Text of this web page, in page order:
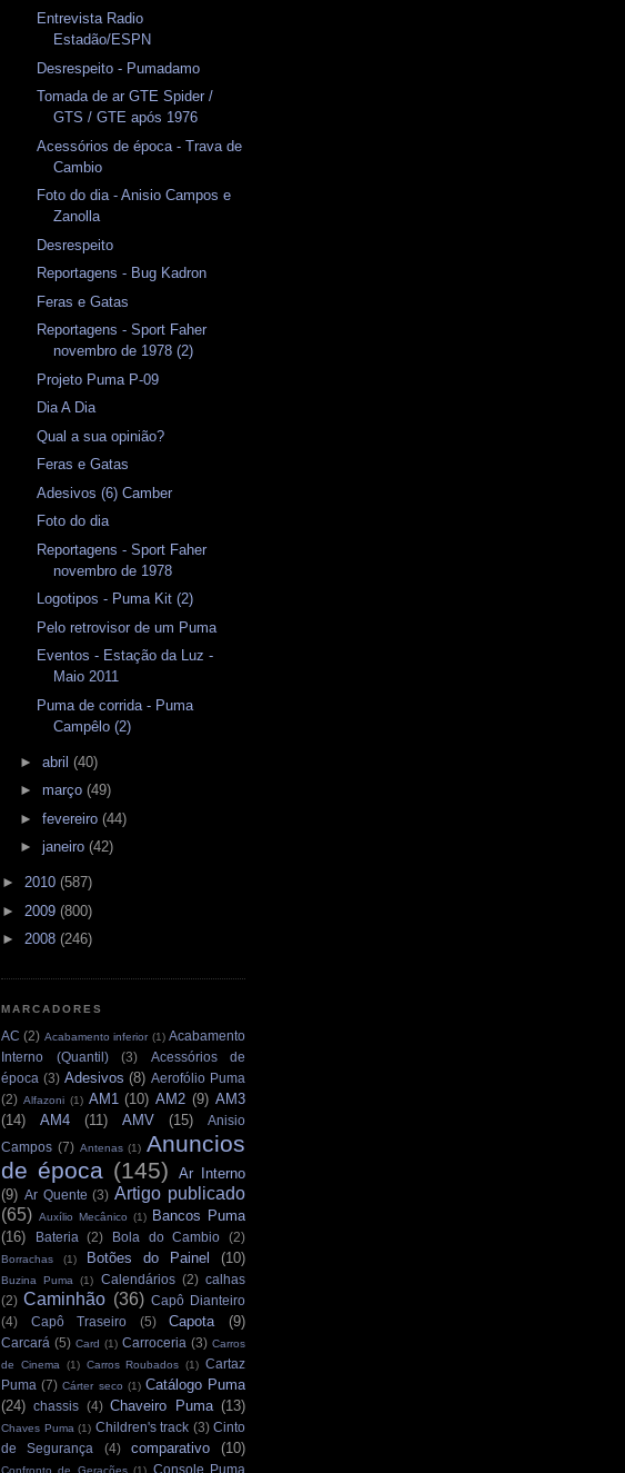
Entrevista Radio
Estadão/ESPN
Desrespeito - Pumadamo
Tomada de ar GTE Spider /
GTS / GTE após 1976
Acessórios de época - Trava de
Cambio
Foto do dia - Anisio Campos e
Zanolla
Desrespeito
Reportagens - Bug Kadron
Feras e Gatas
Reportagens - Sport Faher
novembro de 1978 (2)
Projeto Puma P-09
Dia A Dia
Qual a sua opinião?
Feras e Gatas
Adesivos (6) Camber
Foto do dia
Reportagens - Sport Faher
novembro de 1978
Logotipos - Puma Kit (2)
Pelo retrovisor de um Puma
Eventos - Estação da Luz -
Maio 2011
Puma de corrida - Puma
Campêlo (2)
► abril (40)
► março (49)
► fevereiro (44)
► janeiro (42)
► 2010 (587)
► 2009 (800)
► 2008 (246)
MARCADORES
AC (2) Acabamento inferior (1) Acabamento
Interno (Quantil)
(3)
Acessórios de
época (3) Adesivos (8) Aerofólio Puma
(2) Alfazoni (1) AM1 (10) AM2 (9) AM3
(14)
AM4 (11) AMV (15)
Anisio
Campos (7) Antenas (1) Anuncios
de época (145)
Ar Interno
(9) Ar Quente (3) Artigo publicado
(65) Auxílio Mecânico (1)
Bancos Puma
(16)
Bateria (2) Bola do Cambio (2)
Borrachas (1) Botões do Painel (10)
Buzina Puma (1) Calendários (2) calhas
(2) Caminhão (36) Capô Dianteiro
(4)
Capô Traseiro (5) Capota (9)
Carcará (5) Card (1) Carroceria (3) Carros
de Cinema (1) Carros Roubados (1) Cartaz
Puma (7) Cárter seco (1) Catálogo Puma
(24) chassis (4) Chaveiro Puma (13)
Chaves Puma (1) Children's track (3) Cinto
de Segurança
(4) comparativo (10)
Confronto de Gerações (1) Console Puma